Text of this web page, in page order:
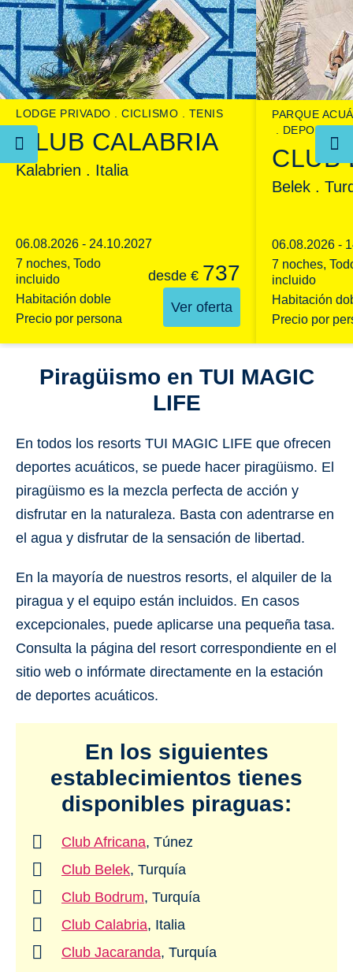
LODGE PRIVADO CICLISMO TENIS
CLUB CALABRIA
Kalabrien . Italia
06.08.2026 - 24.10.2027
7 noches, Todo
incluido
Habitación doble
Precio por persona
desde € 737
Ver oferta
PARQUE
DEPORTES
CLUB
Belek .
06.08.2026 -
7 noches,
incluido
Habitación
Precio por
Piragüismo en TUI MAGIC
LIFE
En todos los resorts TUI MAGIC LIFE que ofrecen
deportes acuáticos, se puede hacer piragüismo. El
piragüismo es la mezcla perfecta de acción y
disfrutar en la naturaleza. Basta con adentrarse en
el agua y disfrutar de la sensación de libertad.
En la mayoría de nuestros resorts, el alquiler de la
piragua y el equipo están incluidos. En casos
excepcionales, puede aplicarse una pequeña tasa.
Consulta la página del resort correspondiente en el
sitio web o infórmate directamente en la estación
de deportes acuáticos.
En los siguientes
establecimientos tienes
disponibles piraguas:
Club Africana, Túnez
Club Belek, Turquía
Club Bodrum, Turquía
Club Calabria, Italia
Club Jacaranda, Turquía